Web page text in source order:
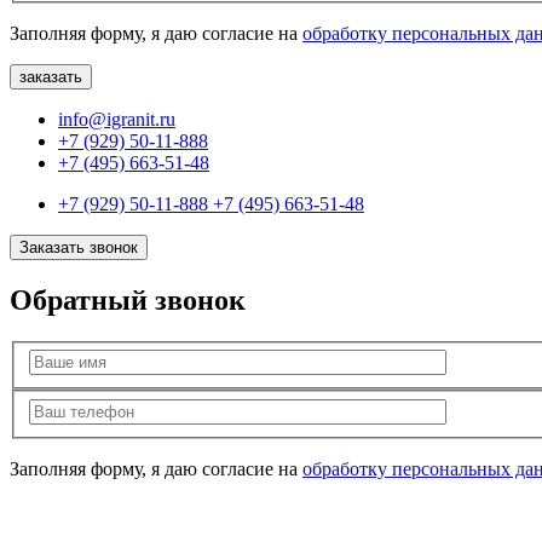
Заполняя форму, я даю согласие на обработку персональных
info@igranit.ru
+7 (929) 50-11-888
+7 (495) 663-51-48
+7 (929) 50-11-888 +7 (495) 663-51-48
Заказать звонок
Обратный звонок
Заполняя форму, я даю согласие на обработку персональных